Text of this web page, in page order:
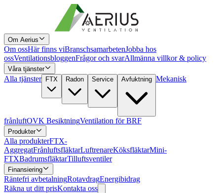
Om Aerius
Om ossHär finns viBranschsamarbetenJobba hos
ossVentilationsbloggenFrågor och svarAllmänna villkor & policy
Våra tjänster
Alla tjänster FTX Radon Service Avfuktning Mekanisk
frånluftOVK BesiktningVentilation för BRF
Produkter
Alla produkterFTX-
AggregatFrånluftsfläktarLuftrenareKöksfläktarMini-
FTXBadrumsfläktarTilluftsventiler
Finansiering
Räntefri avbetalningRotavdragEnergibidrag
Räkna ut ditt prisKontakta oss